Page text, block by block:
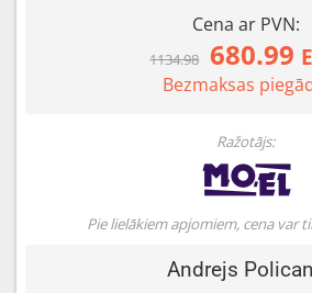
Cena ar PVN:
1134.98 680.99
Bezmaksas
Ražotājs:
Pie lielākiem apjomiem, cena var
Andrejs